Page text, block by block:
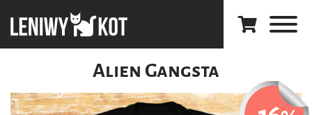
Alien Gangsta